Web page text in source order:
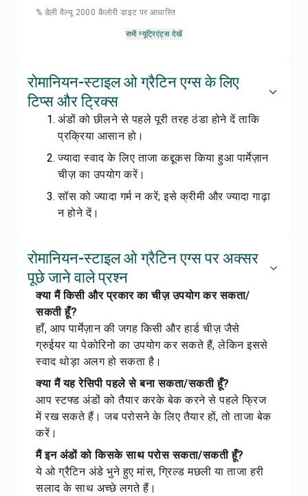
% डेली वैल्यू 2000 कैलोरी डाइट पर आधारित
सभी न्यूट्रिएंट्स देखें
रोमानियन-स्टाइल ओ ग्रैटिन एग्स के लिए
टिप्स और ट्रिक्स
अंडों को छीलने से पहले पूरी तरह ठंडा होने दें ताकि
प्रक्रिया आसान हो।
ज्यादा स्वाद के लिए ताजा कद्दूकस किया हुआ पार्मेज़ान
चीज़ का उपयोग करें।
सॉस को ज्यादा गर्म न करें; इसे क्रीमी और ज्यादा गाढ़ा
न होने दें।
रोमानियन-स्टाइल ओ ग्रैटिन एग्स पर अक्सर
पूछे जाने वाले प्रश्न
क्या मैं किसी और प्रकार का चीज़ उपयोग कर सकता/
सकती हूँ?
हाँ, आप पार्मेज़ान की जगह किसी और हार्ड चीज़ जैसे
ग्रुईयर या पेकोरिनो का उपयोग कर सकते हैं, लेकिन इससे
स्वाद थोड़ा अलग हो सकता है।
क्या मैं यह रेसिपी पहले से बना सकता/सकती हूँ?
आप स्टफ्ड अंडों को तैयार करके बेक करने से पहले फ्रिज
में रख सकते हैं। जब परोसने के लिए तैयार हों, तो ताजा बेक
करें।
मैं इन अंडों को किसके साथ परोस सकता/सकती हूँ?
ये ओ ग्रैटिन अंडे भुने हुए मांस, ग्रिल्ड मछली या ताजा हरी
सलाद के साथ अच्छे लगते हैं।